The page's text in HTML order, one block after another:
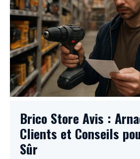
Brico Store Avis :
Clients et Conseils
Sûr